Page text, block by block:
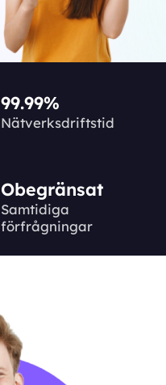
99.99%
Nätverks­driftstid
Obegränsat
Samtidiga
förfrågningar